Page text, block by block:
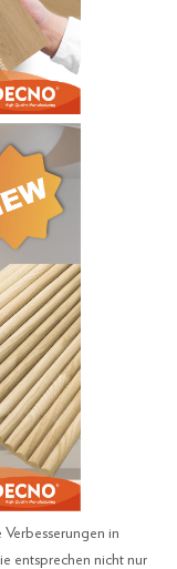
in
entsprechen nicht nur